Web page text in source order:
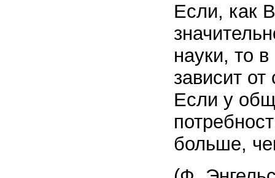
Если, как
науки, то
зависит
Если у
больше,